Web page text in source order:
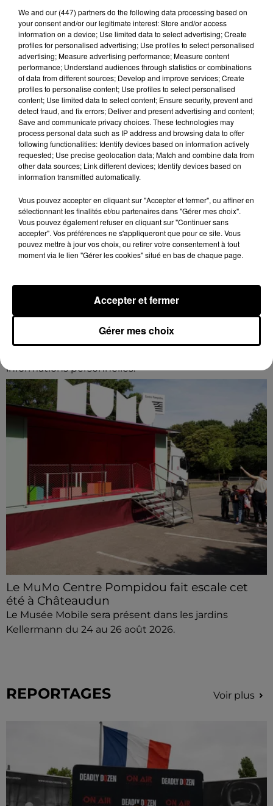
TURNSTILE
I Care
THE CURE
Just Like Heaven
A LA UNE Voir plus
informations personnelles.
Le MuMo Centre Pompidou fait escale cet
été à Châteaudun
Le Musée Mobile sera présent dans les jardins
Kellermann du 24 au 26 août 2026.
REPORTAGES Voir plus
We and our (447) partnersdo the following data processing based on
your consent and/or our legitimate interest: Store and/or access
information on a device; Use limited data to select advertising; Create
profiles for personalised advertising; Use profiles to select personalised
advertising; Measure advertising performance; Measure content
performance; Understand audiences through statistics or combinations
of data from different sources; Develop and improve services; Create
profiles to personalise content; Use profiles to select personalised
content; Use limited data to select content; Ensure security, prevent and
detect fraud, and fix errors; Deliver and present advertising and content;
Save and communicate privacy choices. These technologies may
process personal data such as IP address and browsing data to offer
following functionalities: Identify devices based on information actively
requested; Use precise geolocation data; Match and combine data from
other data sources; Link different devices; Identify devices based on
information transmitted automatically.
Vous pouvez accepter en cliquant sur "Accepter et fermer", ou affiner en
sélectionnant les finalités et/ou partenaires dans "Gérer mes choix".
Vous pouvez également refuser en cliquant sur "Continuer sans
accepter". Vos préférences ne s'appliqueront que pour ce site. Vous
pouvez mettre à jour vos choix, ou retirer votre consentement à tout
moment via le lien "Gérer les cookies" situé en bas de chaque page.
Gérer mes choix
Accepter et fermer